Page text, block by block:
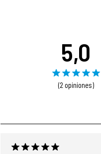
5,0
(2 opiniones)